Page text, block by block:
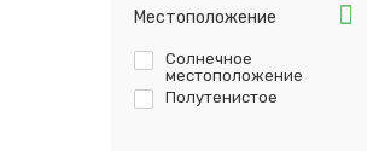
Местоположение
Солнечное
местоположение
Полутенистое